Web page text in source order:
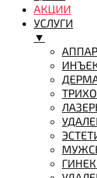
АКЦИИ
УСЛУГИ
▼